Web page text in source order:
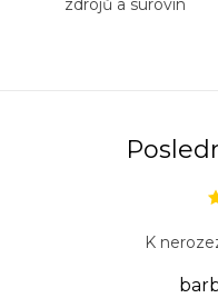
zdrojů a surovin
K